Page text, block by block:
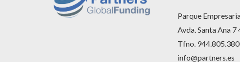
Parque
Avda. Santa Ana
Tfno. 944.805.380
info@partners.es